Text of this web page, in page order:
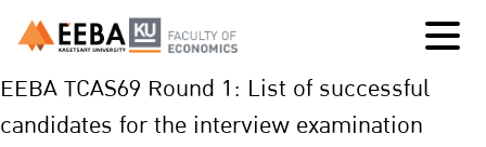
EEBA TCAS69 Round 1: List of successful
candidates for the interview examination